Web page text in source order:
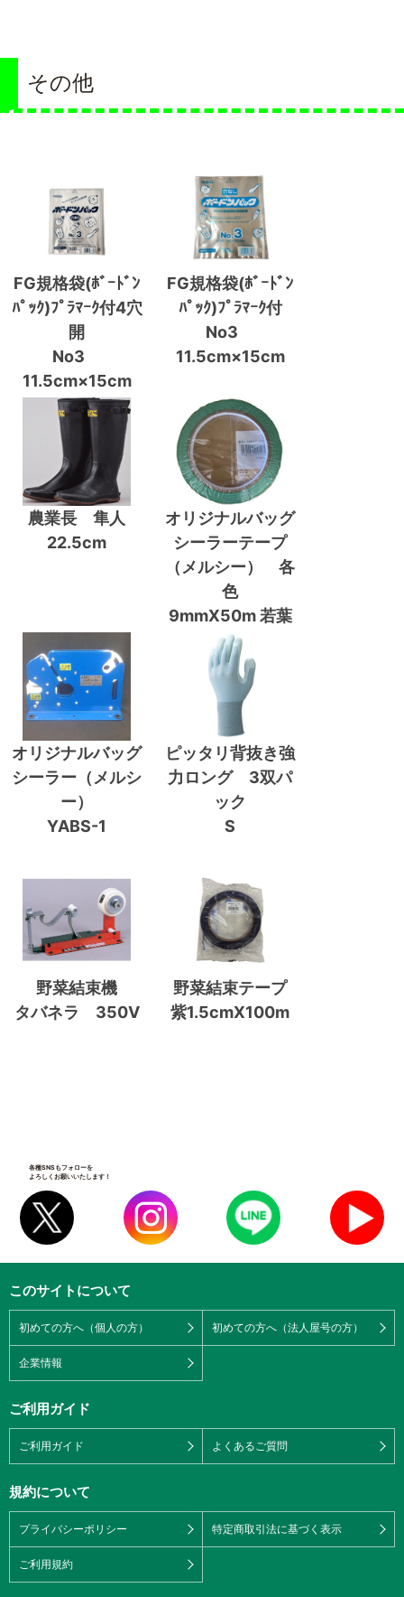
その他
FG規格袋(ﾎﾞｰﾄﾞﾝ
ﾊﾟｯｸ)ﾌﾟﾗﾏｰｸ付4穴
開
No3
11.5cm×15cm
FG規格袋(ﾎﾞｰﾄﾞﾝ
ﾊﾟｯｸ)ﾌﾟﾗﾏｰｸ付
No3
11.5cm×15cm
農業長 隼人
22.5cm
オリジナルバッグ
シーラーテープ
（メルシー） 各
色
9mmX50m 若葉
オリジナルバッグ
シーラー（メルシ
ー）
YABS-1
ピッタリ背抜き強
力ロング 3双パ
ック
S
野菜結束機
タバネラ 350V
野菜結束テープ
紫1.5cmX100m
各種SNSもフォローを
よろしくお願いいたします！
このサイトについて
初めての方へ（個人の方） 初めての方へ（法人屋号の方）
企業情報
ご利用ガイド
ご利用ガイド よくあるご質問
規約について
プライバシーポリシー 特定商取引法に基づく表示
ご利用規約